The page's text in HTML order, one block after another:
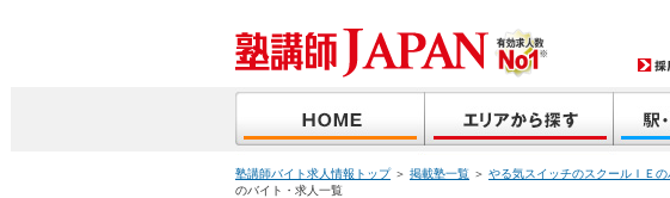
塾講師バイト求人情報トップ＞ 掲載塾一覧 ＞ やる気スイッチのスクールＩＥ
のバイト・求人一覧